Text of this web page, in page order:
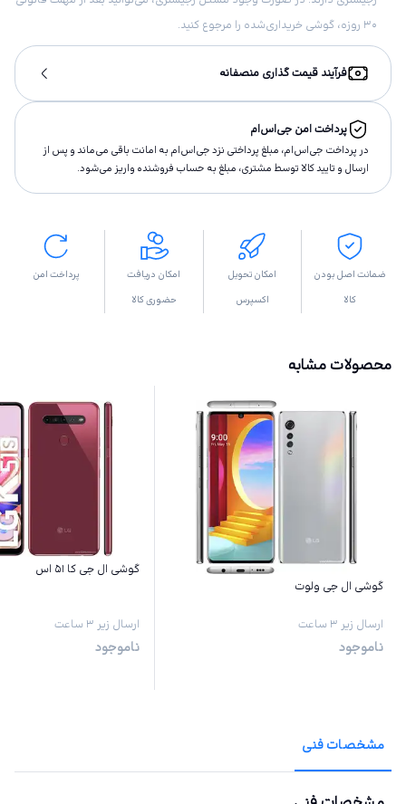
۳۰ روزه، گوشی خریداری‌شده را مرجوع کنید.
فرآیند قیمت گذاری منصفانه
پرداخت امن جی‌اس‌ام
در پرداخت جی‌اس‌ام، مبلغ پرداختى نزد جی‌اس‌ام به امانت باقى مى‌ماند و پس از
ارسال و تاييد كالا توسط مشتری، مبلغ به حساب فروشنده واريز مى‌شود.
ضمانت اصل بودن
کالا
امکان تحویل
اکسپرس
امکان دریافت
حضوری کالا
پرداخت امن
محصولات مشابه
گوشی ال جی ولوت
ارسال زیر ۳ ساعت
ناموجود
گوشی ال جی کا ۵۱ اس
ارسال زیر ۳ ساعت
ناموجود
مشخصات فنی